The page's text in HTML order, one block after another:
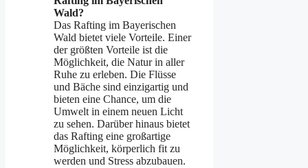
Wald?
Das Rafting im Bayerischen
Wald bietet viele Vorteile. Einer
der größten Vorteile ist die
Möglichkeit, die Natur in aller
Ruhe zu erleben. Die Flüsse
und Bäche sind einzigartig und
bieten eine Chance, um die
Umwelt in einem neuen Licht
zu sehen. Darüber hinaus bietet
das Rafting eine großartige
Möglichkeit, körperlich fit zu
werden und Stress abzubauen.